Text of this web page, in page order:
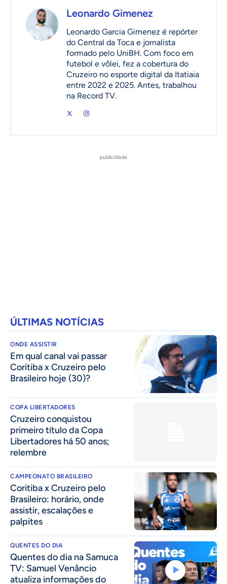
Leonardo Gimenez
Leonardo Garcia Gimenez é repórter
do Central da Toca e jornalista
formado pelo UniBH. Com foco em
futebol e vôlei, fez a cobertura do
Cruzeiro no esporte digital da Itatiaia
entre 2022 e 2025. Antes, trabalhou
na Record TV.
publicidade
ÚLTIMAS NOTÍCIAS
ONDE ASSISTIR
Em qual canal vai passar
Coritiba x Cruzeiro pelo
Brasileiro hoje (30)?
COPA LIBERTADORES
Cruzeiro conquistou
primeiro título da Copa
Libertadores há 50 anos;
relembre
CAMPEONATO BRASILEIRO
Coritiba x Cruzeiro pelo
Brasileiro: horário, onde
assistir, escalações e
palpites
QUENTES DO DIA
Quentes do dia na Samuca
TV: Samuel Venâncio
atualiza informações do